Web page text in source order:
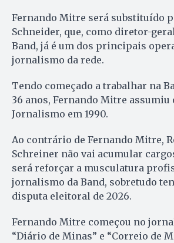
Fernando Mitre será substituído
Schneider, que, como diretor-
Band, já é um dos principais
jornalismo da rede.
Tendo começado a trabalhar na
36 anos, Fernando Mitre assumiu
Jornalismo em 1990.
Ao contrário de Fernando Mitre,
Schreiner não vai acumular
será reforçar a musculatura
jornalismo da Band, sobretudo
disputa eleitoral de 2026.
Fernando Mitre começou no
“Diário de Minas” e “Correio de